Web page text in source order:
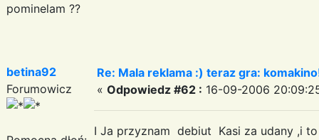
pominelam ??
betina92
Forumowicz
Re: Mala reklama :) teraz gra:
« Odpowiedz #62 : 16-09-2006
I Ja przyznam debiut Kasi za udany ,i